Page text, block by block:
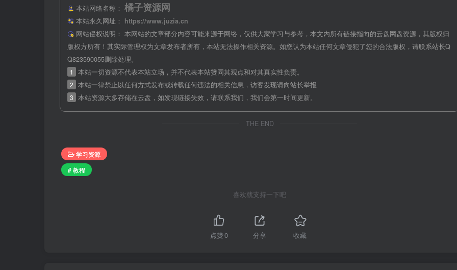
本站网络名称： 橘子资源网
本站永久网址：
https://www.juzia.cn
网站侵权说明： 本网站的文章部分内容可能来源于网络，仅供大家学习与参考，本文内所有链接指向的云盘网盘资源，其版权归
版权方所有！其实际管理权为文章发布者所有，本站无法操作相关资源。如您认为本站任何文章侵犯了您的合法版权，请联系站长Q
Q823590055删除处理。
1 本站一切资源不代表本站立场，并不代表本站赞同其观点和对其真实性负责。
2 本站一律禁止以任何方式发布或转载任何违法的相关信息，访客发现请向站长举报
3 本站资源大多存储在云盘，如发现链接失效，请联系我们，我们会第一时间更新。
THE END
学习资源
# 教程
喜欢就支持一下吧
点赞0 分享 收藏